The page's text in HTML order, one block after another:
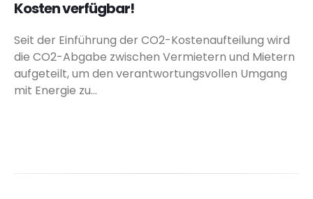
Kosten verfügbar!
Seit der Einführung der CO2-Kostenaufteilung wird
die CO2-Abgabe zwischen Vermietern und Mietern
aufgeteilt, um den verantwortungsvollen Umgang
mit Energie zu...